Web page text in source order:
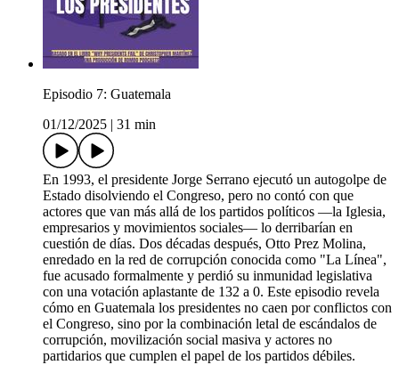
Episodio 7: Guatemala
01/12/2025
31 min
En 1993, el presidente Jorge Serrano ejecutó un autogolpe de
Estado disolviendo el Congreso, pero no contó con que
actores que van más allá de los partidos políticos —la Iglesia,
empresarios y movimientos sociales— lo derribarían en
cuestión de días. Dos décadas después, Otto Prez Molina,
enredado en la red de corrupción conocida como "La Línea",
fue acusado formalmente y perdió su inmunidad legislativa
con una votación aplastante de 132 a 0. Este episodio revela
cómo en Guatemala los presidentes no caen por conflictos con
el Congreso, sino por la combinación letal de escándalos de
corrupción, movilización social masiva y actores no
partidarios que cumplen el papel de los partidos débiles.